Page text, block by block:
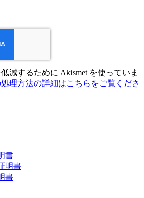
減するために Akismet を使っていま
理方法の詳細はこちらをご覧くださ
書
明書
書